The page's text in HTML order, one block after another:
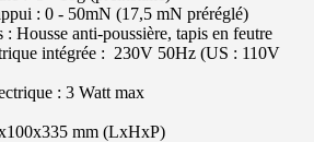
: 0 - 50mN (17,5 mN préréglé)
: Housse anti-poussière, tapis en feutre
intégrée : 230V 50Hz (US : 110V
: 3 Watt max
mm (LxHxP)